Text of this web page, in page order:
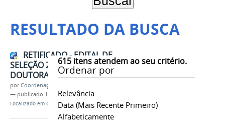
RESULTADO DA BUSCA
615itens atendem ao seu critério.
Ordenar por
Relevância
Data (mais Recente Primeiro)
Alfabeticamente
RETIFICADO - EDITAL DE
SELEÇÃO 2025 - TURMA 2026 -
DOUTORADO EM ANTROPOLOGIA
porCoordenação
— publicado 12/08/2025
Localizado em Contents /Notícias